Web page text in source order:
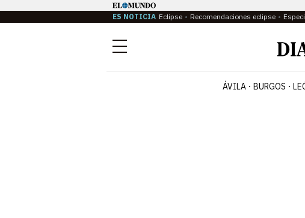
ES NOTICIA Eclipse Recomendaciones eclipse
Menú
ÁVILA BURGOS